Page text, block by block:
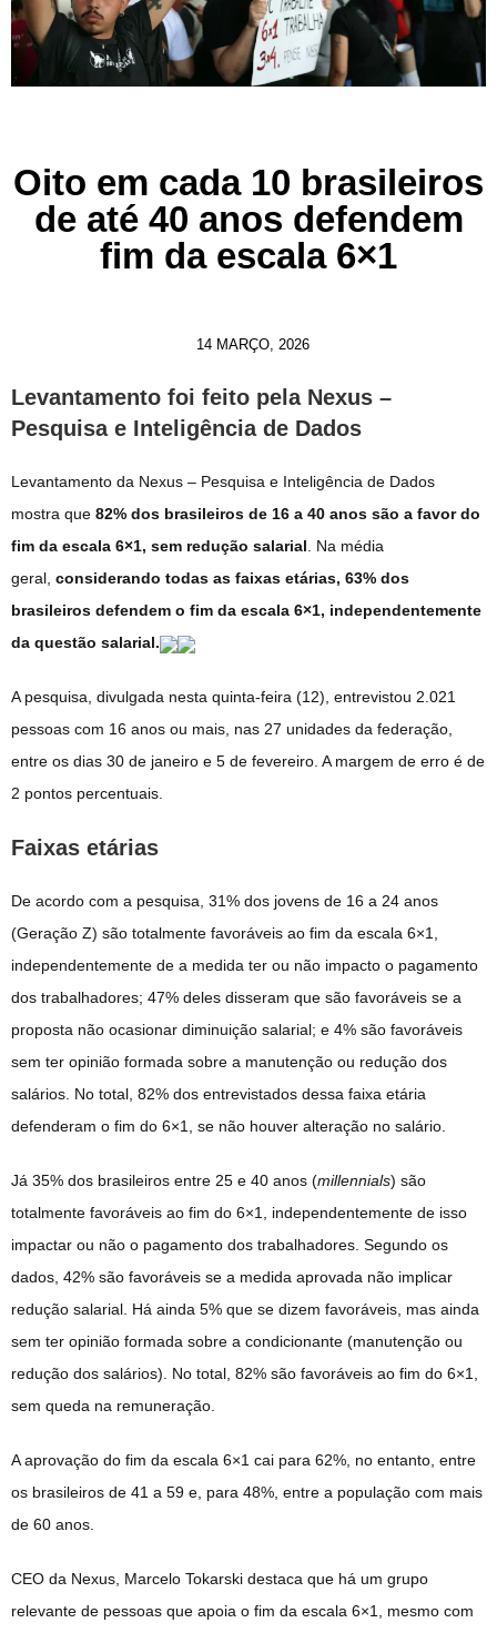
Oito em cada 10 brasileiros
de até 40 anos defendem
fim da escala 6×1
14 MARÇO, 2026
Levantamento foi feito pela Nexus –
Pesquisa e Inteligência de Dados
Levantamento da Nexus – Pesquisa e Inteligência de Dados
mostra que 82% dos brasileiros de 16 a 40 anos são a favor do
fim da escala 6×1, sem redução salarial. Na média
geral, considerando todas as faixas etárias, 63% dos
brasileiros defendem o fim da escala 6×1, independentemente
da questão salarial.
A pesquisa, divulgada nesta quinta-feira (12), entrevistou 2.021
pessoas com 16 anos ou mais, nas 27 unidades da federação,
entre os dias 30 de janeiro e 5 de fevereiro. A margem de erro é de
2 pontos percentuais.
Faixas etárias
De acordo com a pesquisa, 31% dos jovens de 16 a 24 anos
(Geração Z) são totalmente favoráveis ao fim da escala 6×1,
independentemente de a medida ter ou não impacto o pagamento
dos trabalhadores; 47% deles disseram que são favoráveis se a
proposta não ocasionar diminuição salarial; e 4% são favoráveis
sem ter opinião formada sobre a manutenção ou redução dos
salários. No total, 82% dos entrevistados dessa faixa etária
defenderam o fim do 6×1, se não houver alteração no salário.
Já 35% dos brasileiros entre 25 e 40 anos (millennials) são
totalmente favoráveis ao fim do 6×1, independentemente de isso
impactar ou não o pagamento dos trabalhadores. Segundo os
dados, 42% são favoráveis se a medida aprovada não implicar
redução salarial. Há ainda 5% que se dizem favoráveis, mas ainda
sem ter opinião formada sobre a condicionante (manutenção ou
redução dos salários). No total, 82% são favoráveis ao fim do 6×1,
sem queda na remuneração.
A aprovação do fim da escala 6×1 cai para 62%, no entanto, entre
os brasileiros de 41 a 59 e, para 48%, entre a população com mais
de 60 anos.
CEO da Nexus, Marcelo Tokarski destaca que há um grupo
relevante de pessoas que apoia o fim da escala 6×1, mesmo com